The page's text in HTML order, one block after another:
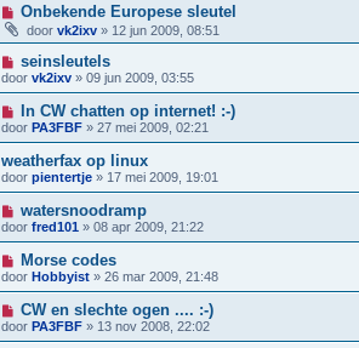
Onbekende Europese sleutel
door vk2ixv » 12 jun 2009, 08:51
seinsleutels
door vk2ixv » 09 jun 2009, 03:55
In CW chatten op internet! :-)
door PA3FBF » 27 mei 2009, 02:21
weatherfax op linux
door pientertje » 17 mei 2009, 19:01
watersnoodramp
door fred101 » 08 apr 2009, 21:22
Morse codes
door Hobbyist » 26 mar 2009, 21:48
CW en slechte ogen .... :-)
door PA3FBF » 13 nov 2008, 22:02